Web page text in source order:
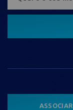
ASSOCIAR